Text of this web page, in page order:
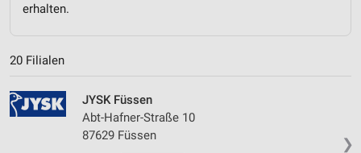
erhalten.
20 Filialen
❯
JYSK Füssen
Abt-Hafner-Straße 10
87629 Füssen